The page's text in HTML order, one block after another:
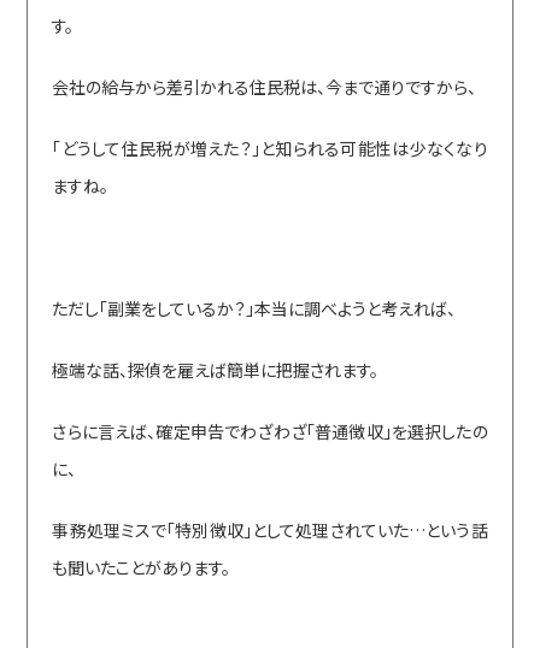
す。
会社の給与から差引かれる住民税は、今まで通りですから、
「どうして住民税が増えた？」と知られる可能性は少なくなり
ますね。
ただし「副業をしているか？」本当に調べようと考えれば、
極端な話、探偵を雇えば簡単に把握されます。
さらに言えば、確定申告でわざわざ「普通徴収」を選択したの
に、
事務処理ミスで「特別徴収」として処理されていた…という話
も聞いたことがあります。